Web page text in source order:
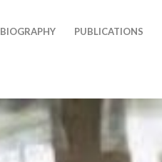
BIOGRAPHY PUBLICATIONS